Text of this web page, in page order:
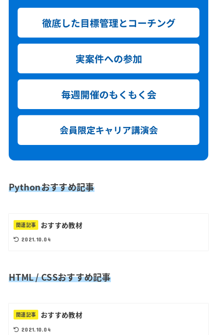
Pythonおすすめ記事
関連記事 おすすめ教材
2021.10.04
HTML / CSSおすすめ記事
関連記事 おすすめ教材
2021.10.04